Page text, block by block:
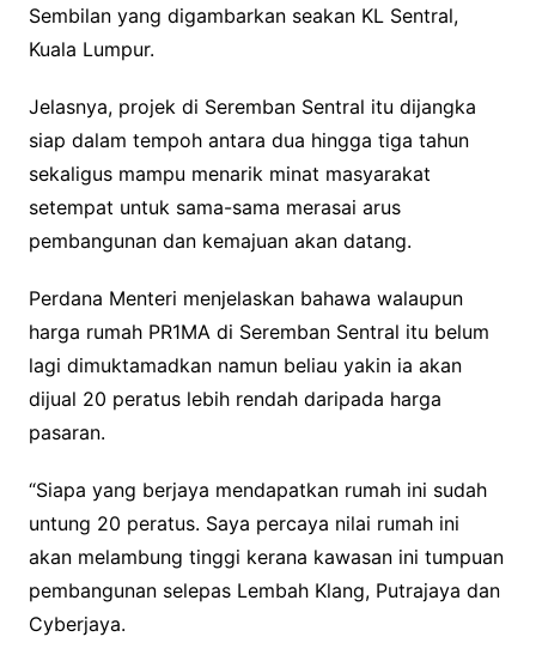
Sembilan yang digambarkan seakan KL Sentral,
Kuala Lumpur.
Jelasnya, projek di Seremban Sentral itu dijangka
siap dalam tempoh antara dua hingga tiga tahun
sekaligus mampu menarik minat masyarakat
setempat untuk sama-sama merasai arus
pembangunan dan kemajuan akan datang.
Perdana Menteri menjelaskan bahawa walaupun
harga rumah PR1MA di Seremban Sentral itu belum
lagi dimuktamadkan namun beliau yakin ia akan
dijual 20 peratus lebih rendah daripada harga
pasaran.
“Siapa yang berjaya mendapatkan rumah ini sudah
untung 20 peratus. Saya percaya nilai rumah ini
akan melambung tinggi kerana kawasan ini tumpuan
pembangunan selepas Lembah Klang, Putrajaya dan
Cyberjaya.